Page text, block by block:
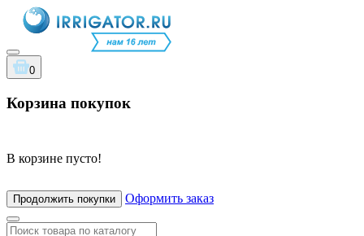
0
Корзина покупок
В корзине пусто!
Продолжить покупки Оформить заказ